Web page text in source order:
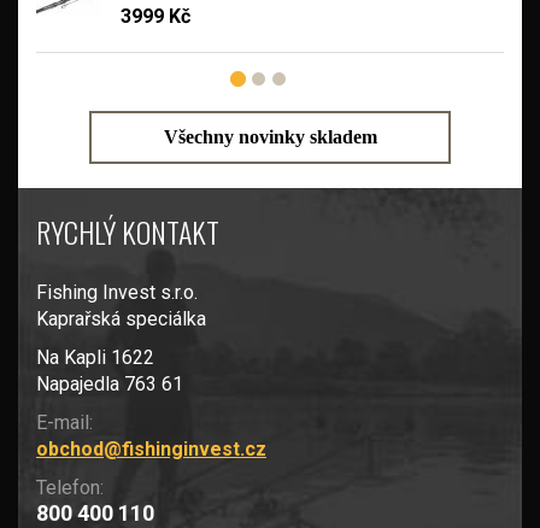
3999 Kč
Všechny novinky skladem
RYCHLÝ KONTAKT
Fishing Invest s.r.o.
Kaprařská speciálka
Na Kapli 1622
Napajedla 763 61
E-mail:
obchod@fishinginvest.cz
Telefon:
800 400 110